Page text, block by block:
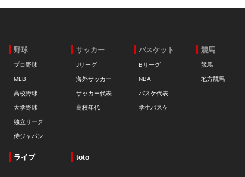
野球
プロ野球
MLB
高校野球
大学野球
独立リーグ
侍ジャパン
サッカー
Jリーグ
海外サッカー
サッカー代表
高校年代
バスケット
Bリーグ
NBA
バスケ代表
学生バスケ
競馬
競馬
地方競馬
ライブ toto